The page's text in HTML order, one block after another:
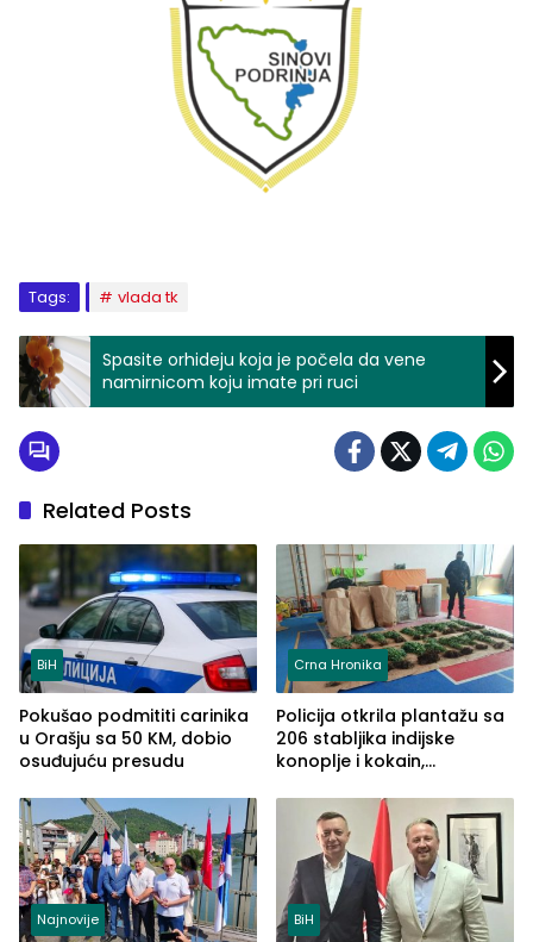
Tags: vlada tk
Spasite orhideju koja je počela da vene
namirnicom koju imate pri ruci
Related Posts
BiH
Pokušao podmititi carinika
u Orašju sa 50 KM, dobio
osuđujuću presudu
Crna Hronika
Policija otkrila plantažu sa
206 stabljika indijske
konoplje i kokain,
(FOTO)
Najnovije BiH